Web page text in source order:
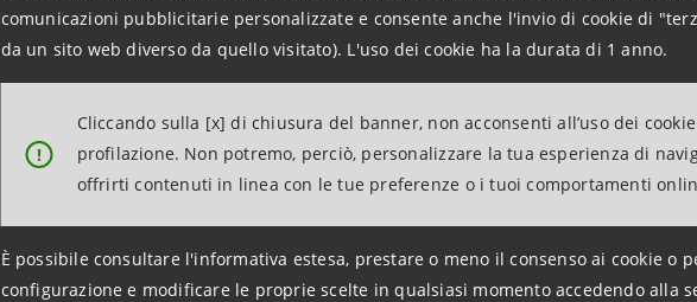
comunicazioni pubblicitarie personalizzate e consente anche l'invio di cookie di
da un sito web diverso da quello visitato). L'uso dei cookie ha la durata di 1 anno.
!
Cliccando sulla [x] di chiusura del banner, non acconsenti all’uso dei
profilazione. Non potremo, perciò, personalizzare la tua esperienza di
offrirti contenuti in linea con le tue preferenze o i tuoi comportamenti
È possibile consultare l'informativa estesa, prestare o meno il consenso ai cookie o
configurazione e modificare le proprie scelte in qualsiasi momento accedendo alla
“Cgil Cisl Uil valutano positivamente il rinnovo di tali convenzioni che
degli Istituti bancari di accogliere le richieste da loro promosse di
“L’accordo”commenta il consigliere delegato al lavoro e alle
“rientra nel più ampio Patto per il lavoro
fatto proprio dalla Città metropolitana, per supportare il mercato del
questa difficile fase dell’economia. Siamo grati al sistema bancario